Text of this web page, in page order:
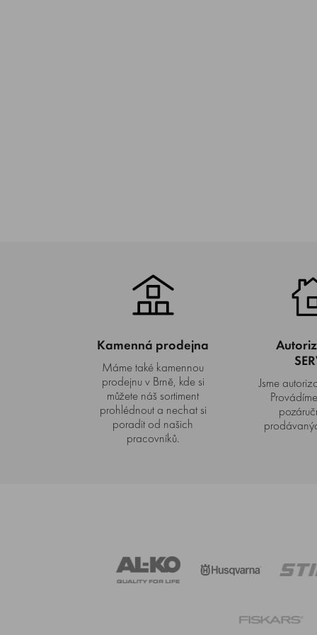
Kamenná prodejna
Máme také kamennou
prodejnu v Brně, kde si
můžete náš sortiment
prohlédnout a nechat si
poradit od našich
pracovníků.
Jsme